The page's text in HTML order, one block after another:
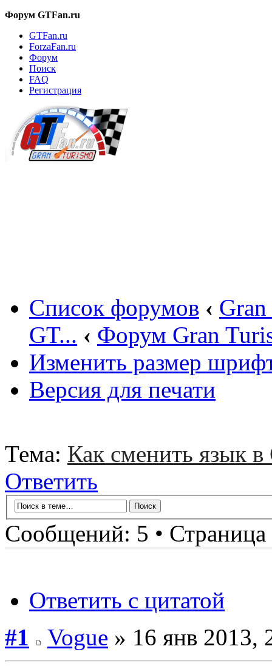
Форум GTFan.ru
GTFan.ru
ForzaFan.ru
Форум
Поиск
FAQ
Регистрация
Список форумов ‹
GT... ‹ Форум Gran
Изменить размер
Версия для печати
Тема: Как сменить язык в
Ответить
Сообщений: 5 • Страница
Ответить с цитатой
#1
Vogue » 16 янв 2013,